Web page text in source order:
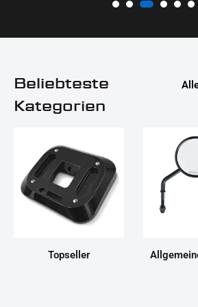
Beliebteste
Kategorien
Topseller